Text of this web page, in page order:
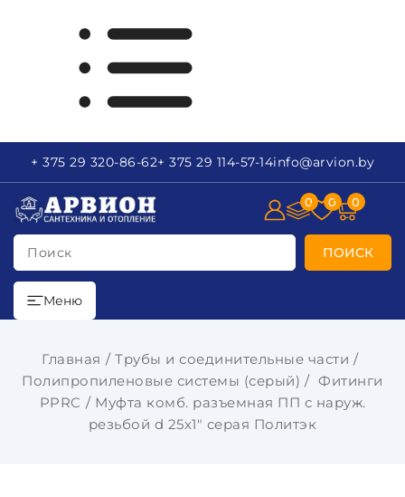
+ 375 29 320-86-62+ 375 29 114-57-14info@arvion.by
Поиск ПОИСК
0 0 0
Меню
Главная
Трубы и соединительные части
Полипропиленовые системы (серый)
Фитинги
PPRC
Муфта комб. разъемная ПП с наруж.
резьбой d 25х1" серая Политэк